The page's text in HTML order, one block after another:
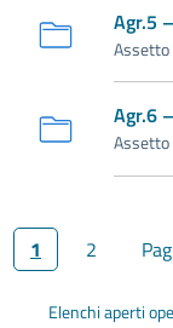
Agr.5
Assetto
Agr.6
Assetto
1 2
Elenchi aperti